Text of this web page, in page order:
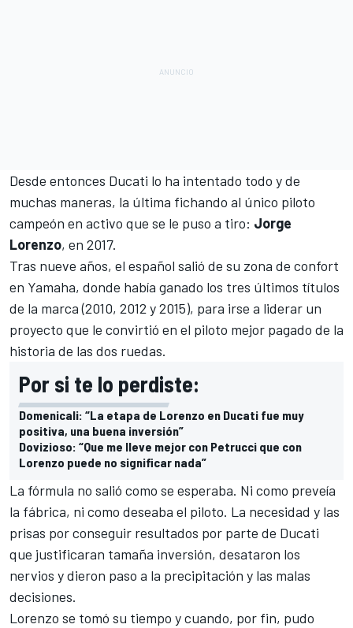
Desde entonces Ducati lo ha intentado todo y de
muchas maneras, la última fichando al único piloto
campeón en activo que se le puso a tiro: Jorge
Lorenzo, en 2017.
Tras nueve años, el español salió de su zona de confort
en Yamaha, donde había ganado los tres últimos títulos
de la marca (2010, 2012 y 2015), para irse a liderar un
proyecto que le convirtió en el piloto mejor pagado de la
historia de las dos ruedas.
Por si te lo perdiste:
Domenicali: “La etapa de Lorenzo en Ducati fue muy
positiva, una buena inversión”
Dovizioso: “Que me lleve mejor con Petrucci que con
Lorenzo puede no significar nada”
La fórmula no salió como se esperaba. Ni como preveía
la fábrica, ni como deseaba el piloto. La necesidad y las
prisas por conseguir resultados por parte de Ducati
que justificaran tamaña inversión, desataron los
nervios y dieron paso a la precipitación y las malas
decisiones.
Lorenzo se tomó su tiempo y cuando, por fin, pudo